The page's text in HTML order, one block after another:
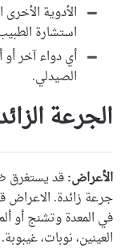
الأدوية
استشارة
أي دواء آخر
الصيدلي.
الجرعة
الأعراض:
جرعة زائدة. الاعراض
في المعدة وتشنج أو
العينين، نوبات، غيبوبة.